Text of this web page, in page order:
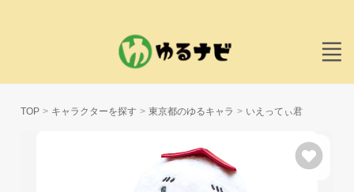
TOP キャラクターを探す 東京都のゆるキャラ いえってぃ君